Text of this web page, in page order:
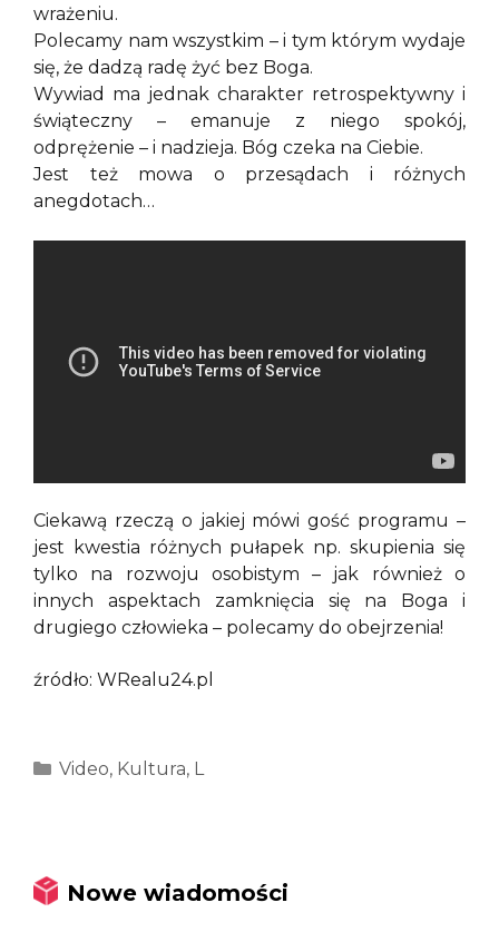
wrażeniu.
Polecamy nam wszystkim – i tym którym wydaje
się, że dadzą radę żyć bez Boga.
Wywiad ma jednak charakter retrospektywny i
świąteczny – emanuje z niego spokój,
odprężenie – i nadzieja. Bóg czeka na Ciebie.
Jest też mowa o przesądach i różnych
anegdotach…
Ciekawą rzeczą o jakiej mówi gość programu –
jest kwestia różnych pułapek np. skupienia się
tylko na rozwoju osobistym – jak również o
innych aspektach zamknięcia się na Boga i
drugiego człowieka – polecamy do obejrzenia!
źródło: WRealu24.pl
Kategorie
Video, Kultura, L
Nowe wiadomości